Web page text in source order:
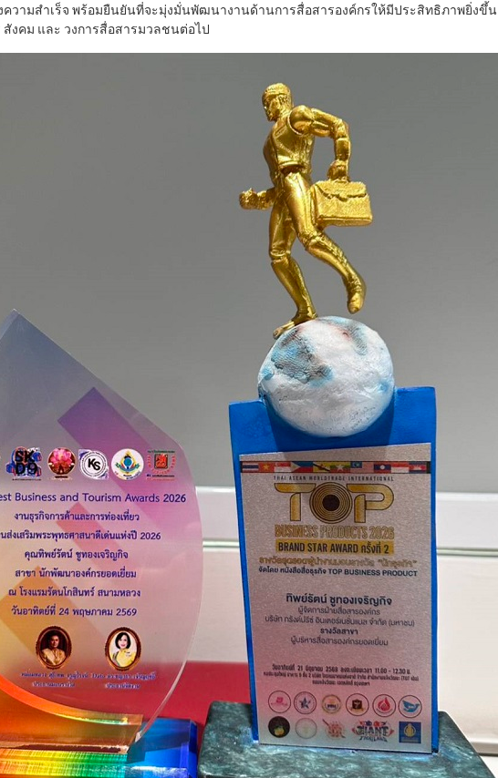
วามสำเร็จ พร้อมยืนยันที่จะมุ่งมั่นพัฒนางานด้านการสื่อสารองค์กรให้มีประสิทธิภาพยิ่งขึ้น
งคม และ วงการสื่อสารมวลชนต่อไป